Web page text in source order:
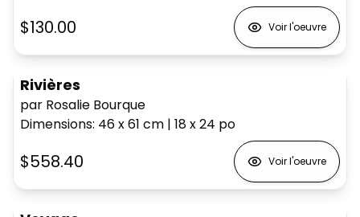
$130.00 Voir l'oeuvre
Rivières
par Rosalie Bourque
Dimensions: 46 x 61 cm | 18 x 24 po
$558.40 Voir l'oeuvre